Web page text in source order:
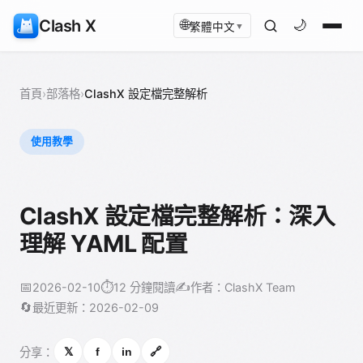
Clash X 🌐繁體中文 ▼ 🌙
首頁›部落格›ClashX 設定檔完整解析
使用教學
ClashX 設定檔完整解析：深入
理解 YAML 配置
📅2026-02-10⏱️12 分鐘閱讀✍️作者：ClashX Team
🔄最近更新：2026-02-09
分享： 𝕏 f in 🔗